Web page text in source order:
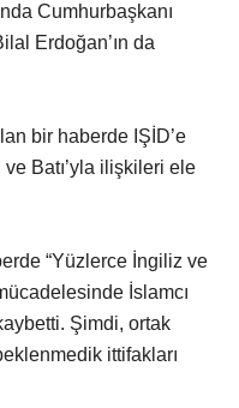
Cumhurbaşkanı
Erdoğan’ın da
bir haberde IŞİD’e
ve Batı’yla ilişkileri ele
“Yüzlerce İngiliz ve
İslamcı
Şimdi, ortak
ittifakları